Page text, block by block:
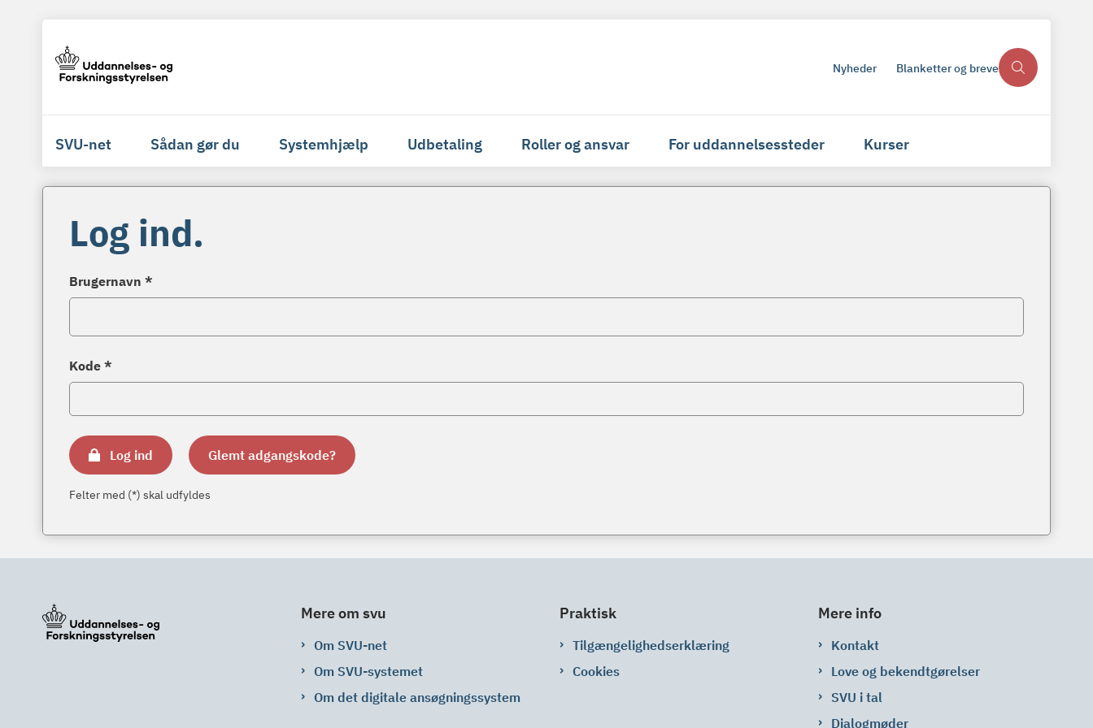
Nyheder Blanketter og breve
SVU-net Sådan gør du Systemhjælp Udbetaling Roller og ansvar For uddannelsessteder Kurser
Log ind.
Brugernavn *
Kode *
Log ind Glemt adgangskode?
Felter med (*) skal udfyldes
Mere om svu
Om SVU-net
Om SVU-systemet
Om det digitale ansøgningssystem
Praktisk
Tilgængelighedserklæring
Cookies
Mere info
Kontakt
Love og bekendtgørelser
SVU i tal
Dialogmøder